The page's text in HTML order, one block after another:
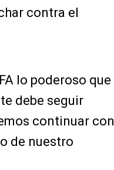
contra el
lo poderoso que
debe seguir
continuar con
de nuestro